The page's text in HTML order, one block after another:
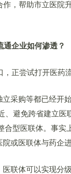
，帮助市立医院
通企业如何渗透？
正尝试打开医药流
采购等都已经开
、避免跨省建立
型医联体。事实
或医联体与药企
体可以实现分